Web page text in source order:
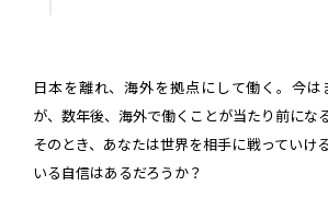
日本を離れ、海外を拠点にして働く。今
が、数年後、海外で働くことが当たり前にな
そのとき、あなたは世界を相手に戦っていけ
いる自信はあるだろうか？